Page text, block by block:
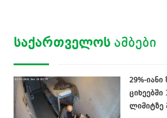
ᲡᲐᲥᲐᲠᲗᲕᲔᲚᲝᲡ ᲐᲛᲑᲔᲑᲘ
29%-
ციხეებში
ლიმიტზე